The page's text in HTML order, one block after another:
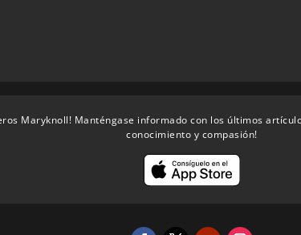
Maryknoll! Manténgase informado con los últimos
conocimiento y compasión!